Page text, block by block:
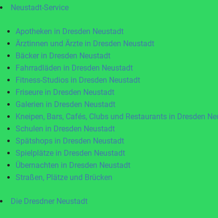
Neustadt-Service
Apotheken in Dresden Neustadt
Ärztinnen und Ärzte in Dresden Neustadt
Bäcker in Dresden Neustadt
Fahrradläden in Dresden Neustadt
Fitness-Studios in Dresden Neustadt
Friseure in Dresden Neustadt
Galerien in Dresden Neustadt
Kneipen, Bars, Cafés, Clubs und Restaurants in Dresden
Schulen in Dresden Neustadt
Spätshops in Dresden Neustadt
Spielplätze in Dresden Neustadt
Übernachten in Dresden Neustadt
Straßen, Plätze und Brücken
Die Dresdner Neustadt